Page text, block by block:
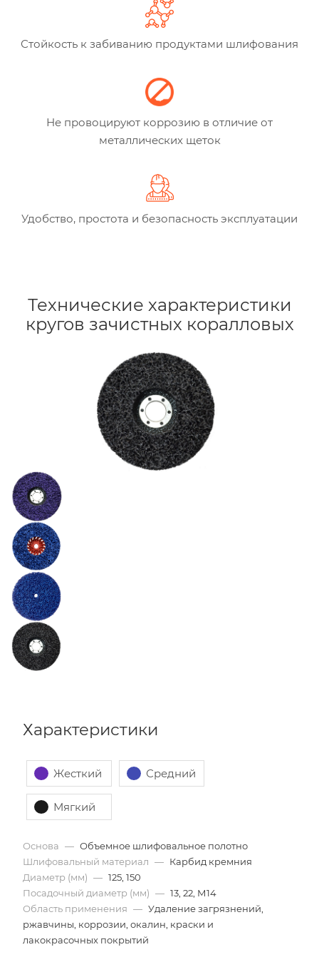
Стойкость к забиванию продуктами шлифования
Не провоцируют коррозию в отличие от
металлических щеток
Удобство, простота и безопасность эксплуатации
Технические характеристики
кругов зачистных коралловых
Характеристики
Жесткий Средний
Мягкий
Основа — Объемное шлифовальное полотно
Шлифовальный материал — Карбид кремния
Диаметр (мм) — 125, 150
Посадочный диаметр (мм) — 13, 22, М14
Область применения — Удаление загрязнений,
ржавчины, коррозии, окалин, краски и
лакокрасочных покрытий